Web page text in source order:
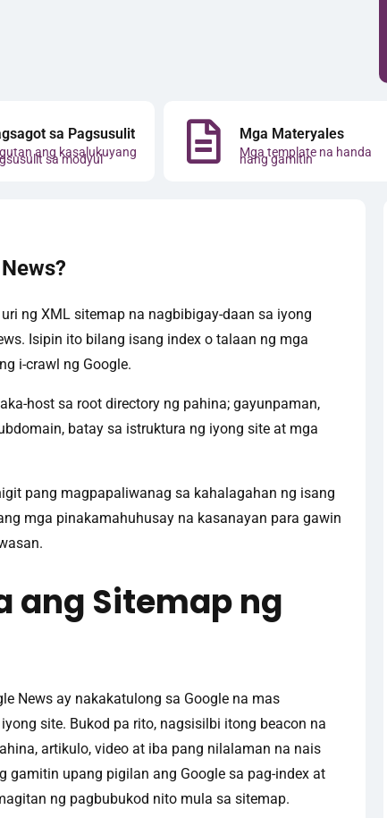
sa Pagsusulit
ang kasalukuyang
sa modyul
Mga Materyales
Mga template na handa
nang gamitin
ng XML sitemap na nagbibigay-daan sa iyong
Isipin ito bilang isang index o talaan ng mga
i-crawl ng Google.
host sa root directory ng pahina; gayunpaman,
batay sa istruktura ng iyong site at mga
pang magpapaliwanag sa kahalagahan ng isang
mga pinakamahuhusay na kasanayan para gawin
ang Sitemap ng
News ay nakakatulong sa Google na mas
site. Bukod pa rito, nagsisilbi itong beacon na
artikulo, video at iba pang nilalaman na nais
gamitin upang pigilan ang Google sa pag-index at
ng pagbubukod nito mula sa sitemap.